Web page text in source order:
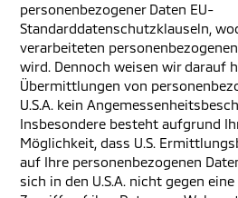
personenbezogener Daten EU-
Standarddatenschutzklauseln,
verarbeiteten
wird. Dennoch weisen wir darauf
Übermittlungen von
U.S.A. kein
Insbesondere besteht aufgrund
Möglichkeit, dass U.S.
auf Ihre personenbezogenen
sich in den U.S.A. nicht gegen